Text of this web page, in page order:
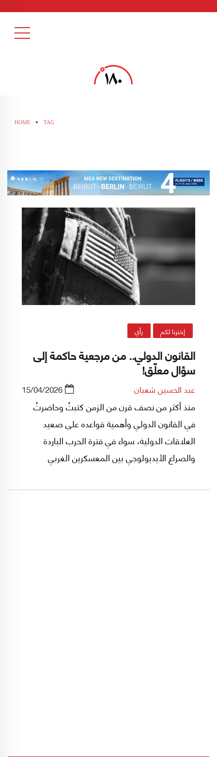
HOME TAG
إخترنا لكم رأي
القانون الدولي.. من مرجعية حاكمة إلى
سؤال معلّق!
عبد الحسين شعبان 15/04/2026
منذ أكثر من نصف قرن من الزمن كتبتُ وحاضرتُ
في القانون الدولي وأهمية قواعده على صعيد
العلاقات الدولية، سواء في فترة الحرب الباردة
والصراع الأيديولوجي بين المعسكرين الغربي
"الثقافة الجديدة" العراقية في العام 1975 بعنوان